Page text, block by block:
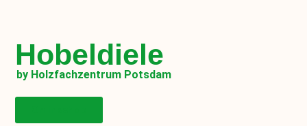
Hobeldiele
by Holzfachzentrum Potsdam